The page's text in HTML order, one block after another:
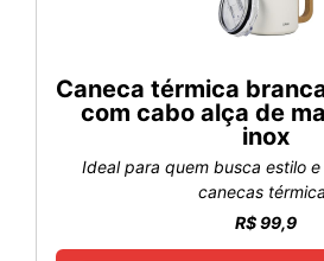
Caneca térmica
com cabo alça de
inox
Ideal para quem busca estilo
canecas
R$ 99,9